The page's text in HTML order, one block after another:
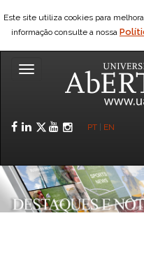
Este site utiliza cookies para
informação consulte a nossa
Toggle
Facebook
LinkedIn
Twitter
YouTube
PT EN